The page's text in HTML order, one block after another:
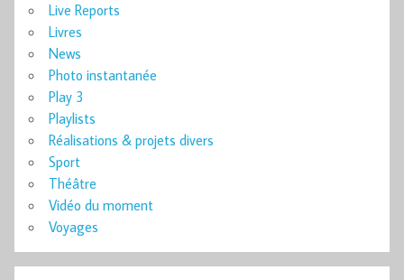
Live Reports
Livres
News
Photo instantanée
Play 3
Playlists
Réalisations & projets divers
Sport
Théâtre
Vidéo du moment
Voyages